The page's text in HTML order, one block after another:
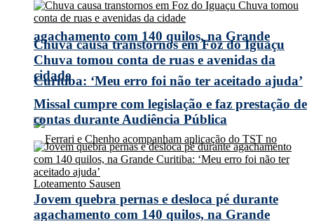
agachamento com 140 quilos, na Grande
Curitiba: ‘Meu erro foi não ter aceitado ajuda’
Chuva causa transtornos em Foz do Iguaçu
Chuva tomou conta de ruas e avenidas da
cidade
Missal cumpre com legislação e faz prestação de
contas durante Audiência Pública
Jovem quebra pernas e desloca pé durante
agachamento com 140 quilos, na Grande